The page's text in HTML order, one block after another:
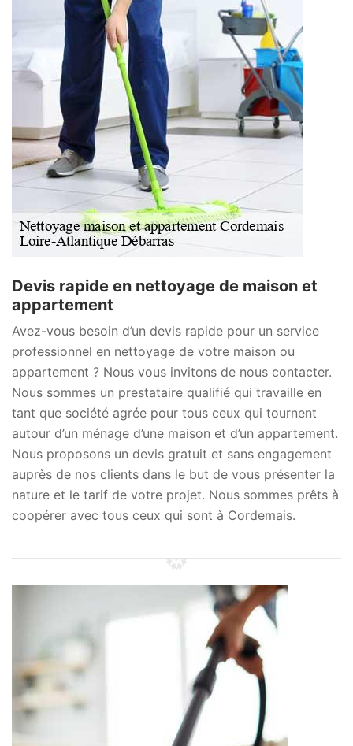
Devis rapide en nettoyage de maison et
appartement
Avez-vous besoin d’un devis rapide pour un service
professionnel en nettoyage de votre maison ou
appartement ? Nous vous invitons de nous contacter.
Nous sommes un prestataire qualifié qui travaille en
tant que société agrée pour tous ceux qui tournent
autour d’un ménage d’une maison et d’un appartement.
Nous proposons un devis gratuit et sans engagement
auprès de nos clients dans le but de vous présenter la
nature et le tarif de votre projet. Nous sommes prêts à
coopérer avec tous ceux qui sont à Cordemais.